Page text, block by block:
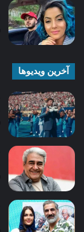
آخرین ویدیوها